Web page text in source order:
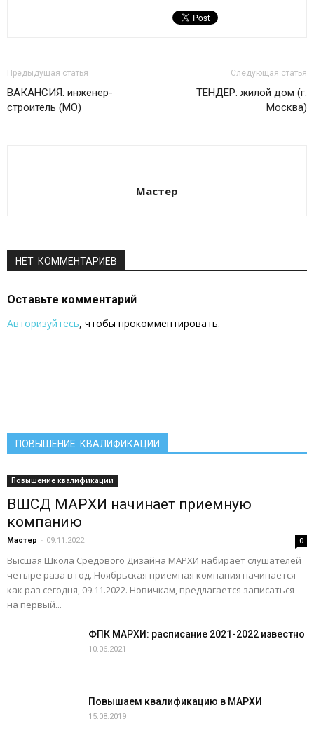
Предыдущая статья
ВАКАНСИЯ: инженер-
строитель (МО)
Следующая статья
ТЕНДЕР: жилой дом (г.
Москва)
Мастер
НЕТ КОММЕНТАРИЕВ
Оставьте комментарий
Авторизуйтесь, чтобы прокомментировать.
ПОВЫШЕНИЕ КВАЛИФИКАЦИИ
Повышение квалификации
ВШСД МАРХИ начинает приемную
компанию
Мастер - 09.11.2022 0
Высшая Школа Средового Дизайна МАРХИ набирает слушателей
четыре раза в год. Ноябрьская приемная компания начинается
как раз сегодня, 09.11.2022. Новичкам, предлагается записаться
на первый...
ФПК МАРХИ: расписание 2021-2022 известно
10.06.2021
Повышаем квалификацию в МАРХИ
15.08.2019